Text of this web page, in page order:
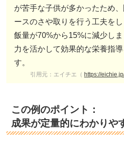
が苦手な子供が多かったため
ースのさや取りを行う工夫を
飯量が70%から15%に減少し
力を活かして効果的な栄養指
す。
引用元：エイチエ（ https://
この例のポイント：
成果が定量的にわかりや